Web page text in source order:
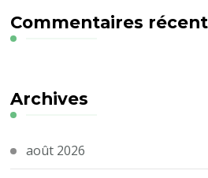
Commentaires
Archives
août 2026